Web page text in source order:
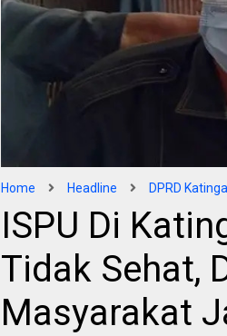
Home Headline DPRD
ISPU Di
Tidak Sehat,
Masyarakat